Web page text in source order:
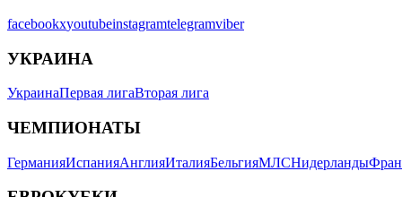
facebookxyoutubeinstagramtelegramviber
УКРАИНА
УкраинаПервая лигаВторая лига
ЧЕМПИОНАТЫ
ГерманияИспанияАнглияИталияБельгияМЛСНидерланды